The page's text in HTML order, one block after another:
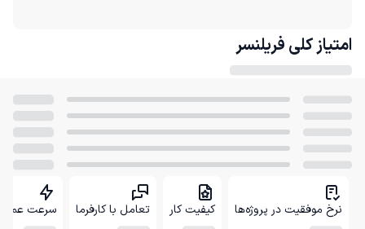
امتیاز کلی فریلنسر
نرخ موفقیت در پروژه‌ها کیفیت کار تعامل با کارفرما سرعت عمل